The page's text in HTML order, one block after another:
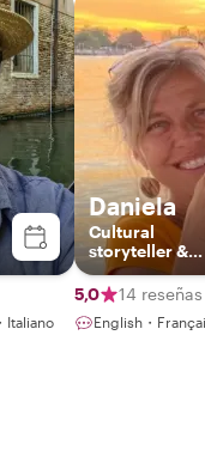
Italiano
Daniela
Cultural
storyteller &
Venetian
Experience
Designer
5,0 14 reseñas
English・